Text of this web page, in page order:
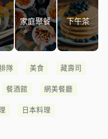
家庭聚餐 下午茶
隊 美食 藏壽司
餐酒館 網美餐廳
日本料理